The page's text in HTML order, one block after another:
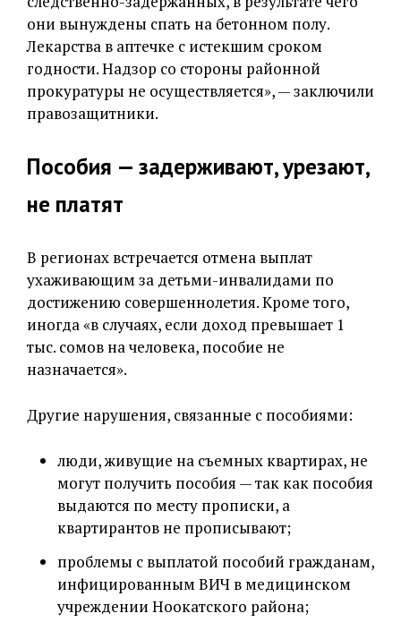
они вынуждены спать на бетонном полу.
Лекарства в аптечке с истекшим сроком
годности. Надзор со стороны районной
прокуратуры не осуществляется», — заключили
правозащитники.
Пособия — задерживают, урезают,
не платят
В регионах встречается отмена выплат
ухаживающим за детьми-инвалидами по
достижению совершеннолетия. Кроме того,
иногда «в случаях, если доход превышает 1
тыс. сомов на человека, пособие не
назначается».
Другие нарушения, связанные с пособиями:
люди, живущие на съемных квартирах, не
могут получить пособия — так как пособия
выдаются по месту прописки, а
квартирантов не прописывают;
проблемы с выплатой пособий гражданам,
инфицированным ВИЧ в медицинском
учреждении Ноокатского района;